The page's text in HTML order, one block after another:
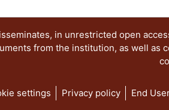
in unrestricted open
from the institution, as well
settings Privacy policy End